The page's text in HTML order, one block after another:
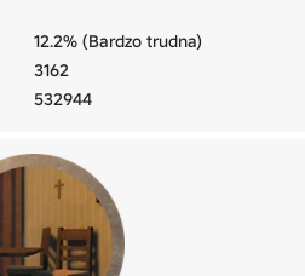
12.2% (Bardzo trudna)
3162
532944